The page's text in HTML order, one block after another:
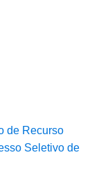
de Recurso
Seletivo de